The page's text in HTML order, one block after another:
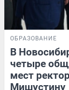
ОБРАЗОВАНИЕ
В
четыре
мест
Мишустину